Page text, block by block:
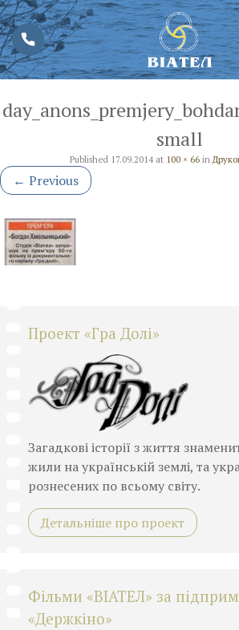
small
Published 17.09.2014at 100 × 66in
← Previous
Проект «Гра Долі»
Загадкові історії з життя
жили на українській землі, та
рознесених по всьому світу.
Детальніше про проект
Фільми «ВІАТЕЛ» за
«Держкіно»